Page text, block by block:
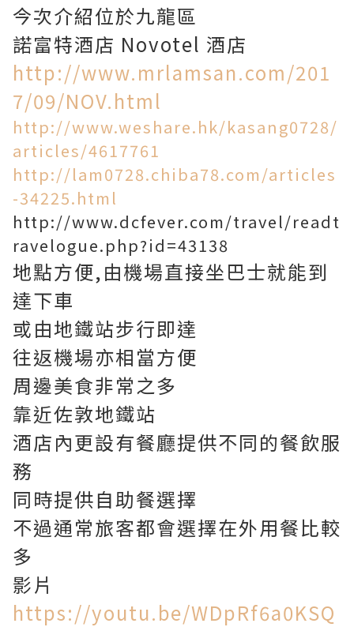
今次介紹位於九龍區
諾富特酒店 Novotel 酒店
http://www.mrlamsan.com/201
7/09/NOV.html
http://www.weshare.hk/kasang0728/
articles/4617761
http://lam0728.chiba78.com/articles
-34225.html
http://www.dcfever.com/travel/readt
ravelogue.php?id=43138
地點方便,由機場直接坐巴士就能到
達下車
或由地鐵站步行即達
往返機場亦相當方便
周邊美食非常之多
靠近佐敦地鐵站
酒店內更設有餐廳提供不同的餐飲服
務
同時提供自助餐選擇
不過通常旅客都會選擇在外用餐比較
多
影片
https://youtu.be/WDpRf6a0KSQ